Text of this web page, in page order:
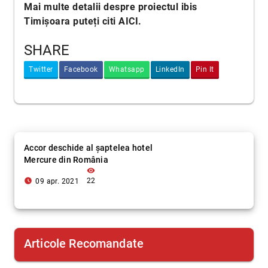
Mai multe detalii despre proiectul ibis
Timișoara puteți citi AICI.
SHARE
Twitter Facebook Whatsapp LinkedIn Pin It
Accor deschide al șaptelea hotel
Mercure din România
access_time_filled 09 apr. 2021
visibility
22
Articole Recomandate